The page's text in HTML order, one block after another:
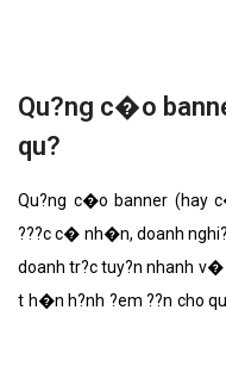
Qu?ng c�o
qu?
Qu?ng c�o banner (hay
???c c� nh�n, doanh
doanh tr?c tuy?n nhanh v�
t h�n h?nh ?em ??n cho